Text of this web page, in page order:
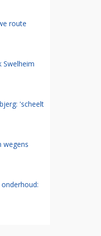
route
Swelheim
'scheelt
wegens